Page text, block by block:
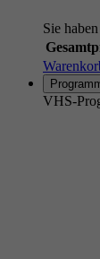
Sie
VHS-